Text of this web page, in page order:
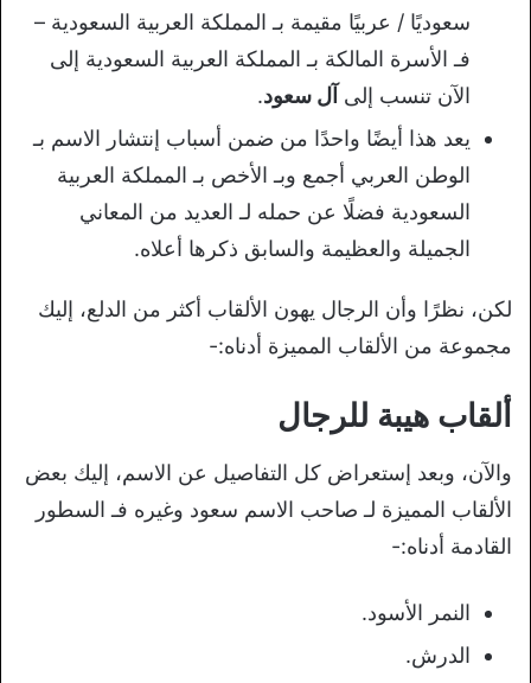
سعوديًا / عربيًا مقيمة بـ المملكة العربية السعودية –
فـ الأسرة المالكة بـ المملكة العربية السعودية إلى
الآن تنسب إلى آل سعود.
يعد هذا أيضًا واحدًا من ضمن أسباب إنتشار الاسم بـ
الوطن العربي أجمع وبـ الأخص بـ المملكة العربية
السعودية فضلًا عن حمله لـ العديد من المعاني
الجميلة والعظيمة والسابق ذكرها أعلاه.
لكن، نظرًا وأن الرجال يهون الألقاب أكثر من الدلع، إليك
مجموعة من الألقاب المميزة أدناه:-
ألقاب هيبة للرجال
والآن، وبعد إستعراض كل التفاصيل عن الاسم، إليك بعض
الألقاب المميزة لـ صاحب الاسم سعود وغيره فـ السطور
القادمة أدناه:-
النمر الأسود.
الدرش.